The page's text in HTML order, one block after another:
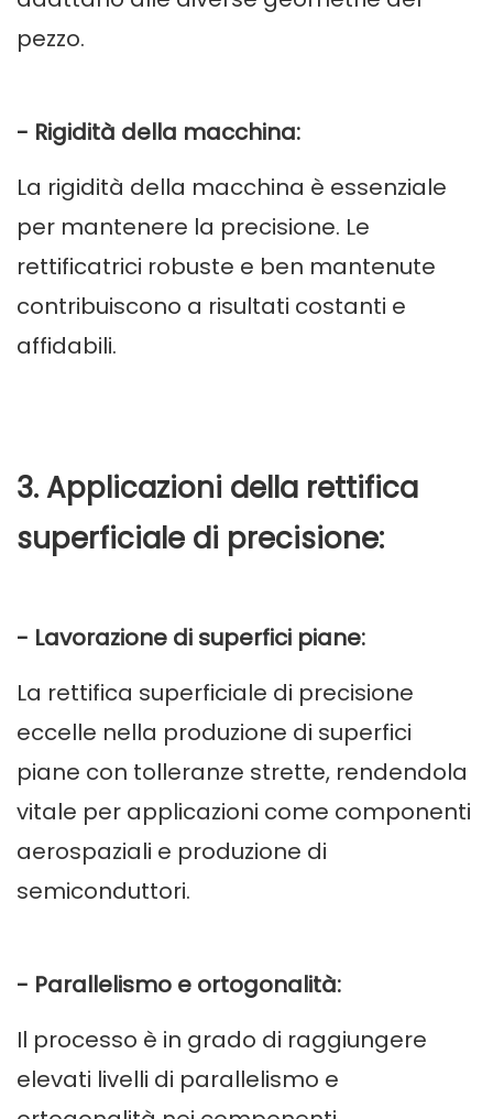
pezzo.
- Rigidità della macchina:
La rigidità della macchina è essenziale
per mantenere la precisione. Le
rettificatrici robuste e ben mantenute
contribuiscono a risultati costanti e
affidabili.
3. Applicazioni della rettifica
superficiale di precisione:
- Lavorazione di superfici piane:
La rettifica superficiale di precisione
eccelle nella produzione di superfici
piane con tolleranze strette, rendendola
vitale per applicazioni come componenti
aerospaziali e produzione di
semiconduttori.
- Parallelismo e ortogonalità:
Il processo è in grado di raggiungere
elevati livelli di parallelismo e